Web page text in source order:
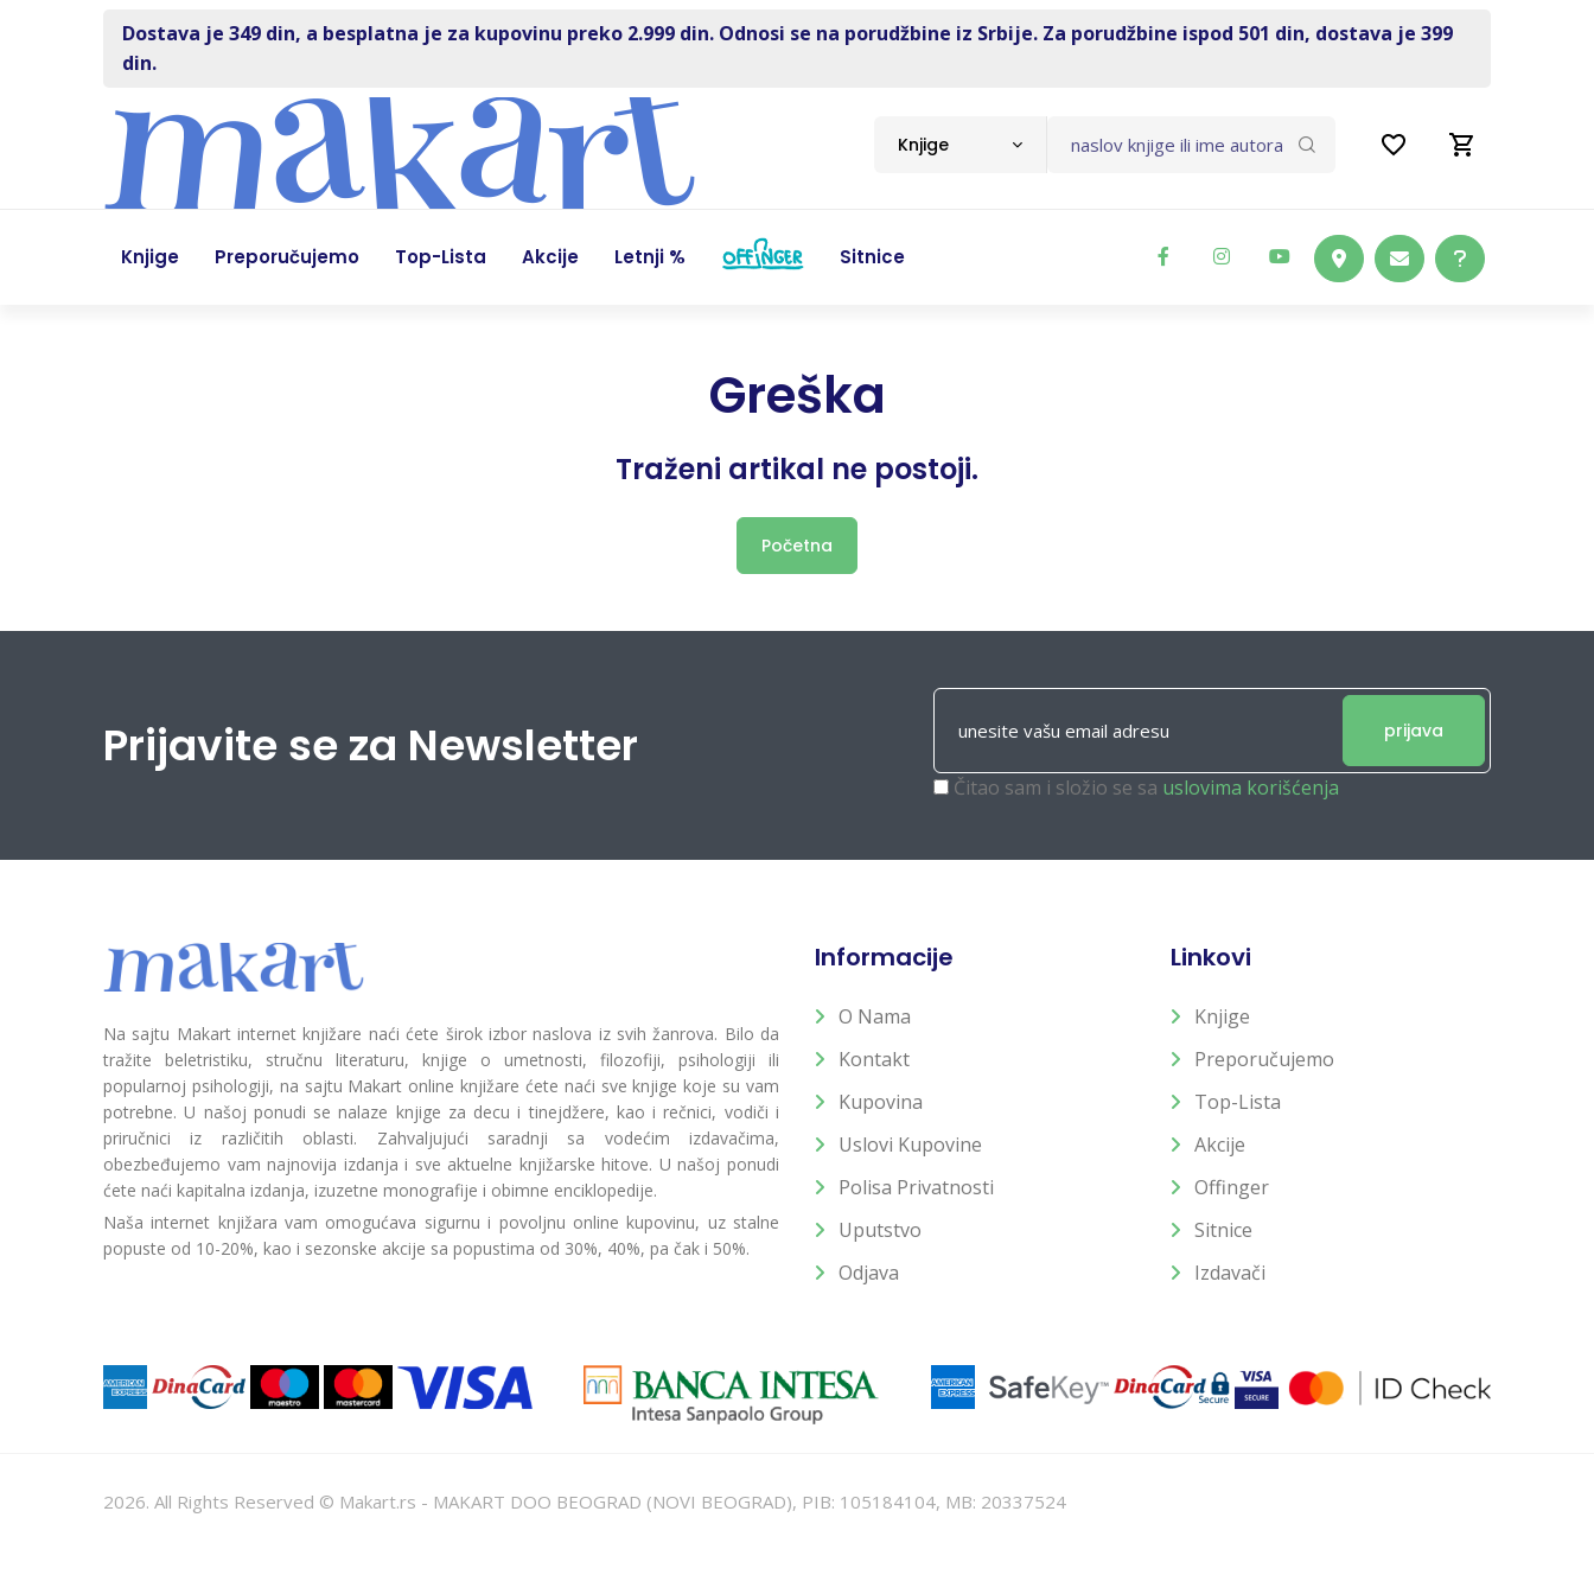
Dostava je 349 din, a besplatna je za kupovinu preko 2.999 din. Odnosi se na porudžbine iz Srbije. Za porudžbine ispod 501 din, dostava je 399
din.
Knjige
Knjige Preporučujemo Top-Lista Akcije Letnji % Sitnice
Greška
Traženi artikal ne postoji.
Početna
Prijavite se za Newsletter prijava
Čitao sam i složio se sa uslovima korišćenja
Na sajtu Makart internet knjižare naći ćete širok izbor naslova iz svih žanrova. Bilo da
tražite beletristiku, stručnu literaturu, knjige o umetnosti, filozofiji, psihologiji ili
popularnoj psihologiji, na sajtu Makart online knjižare ćete naći sve knjige koje su vam
potrebne. U našoj ponudi se nalaze knjige za decu i tinejdžere, kao i rečnici, vodiči i
priručnici iz različitih oblasti. Zahvaljujući saradnji sa vodećim izdavačima,
obezbeđujemo vam najnovija izdanja i sve aktuelne knjižarske hitove. U našoj ponudi
ćete naći kapitalna izdanja, izuzetne monografije i obimne enciklopedije.
Naša internet knjižara vam omogućava sigurnu i povoljnu online kupovinu, uz stalne
popuste od 10-20%, kao i sezonske akcije sa popustima od 30%, 40%, pa čak i 50%.
Informacije
O Nama
Kontakt
Kupovina
Uslovi Kupovine
Polisa Privatnosti
Uputstvo
Odjava
Linkovi
Knjige
Preporučujemo
Top-Lista
Akcije
Offinger
Sitnice
Izdavači
2026. All Rights Reserved © Makart.rs - MAKART DOO BEOGRAD (NOVI BEOGRAD), PIB: 105184104, MB: 20337524